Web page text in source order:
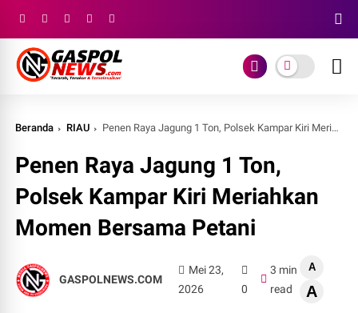
Beranda RIAU Penen Raya Jagung 1 Ton, Polsek Kampar Kiri Meriahkan Momen Bersama Petani
Penen Raya Jagung 1 Ton,
Polsek Kampar Kiri Meriahkan
Momen Bersama Petani
GASPOLNEWS.COM
Mei 23,
2026
0
3 min
read
A
A